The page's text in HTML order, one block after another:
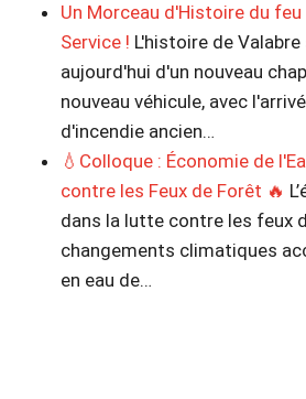
Un Morceau d'Histoire du
Service ! L'histoire de Valabre
aujourd'hui d'un nouveau
nouveau véhicule, avec
d'incendie ancien…
💧Colloque : Économie de
contre les Feux de Forêt 🔥
dans la lutte contre les feux
changements climatiques
en eau de…